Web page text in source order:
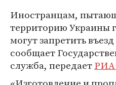
Иностранцам,
территорию Украины
могут запретить
сообщает
служба, передаетРИА